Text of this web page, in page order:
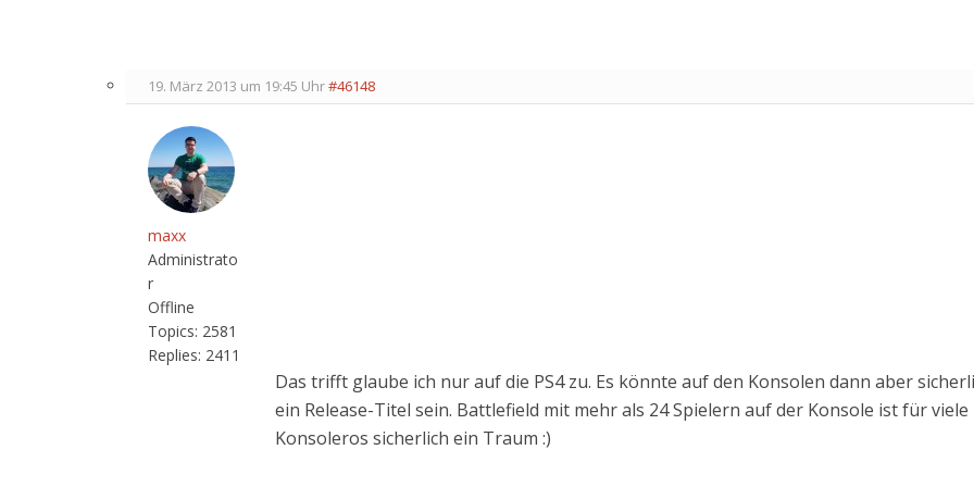
19. März 2013 um 19:45 Uhr#46148
maxx
Administrato
r
Offline
Topics: 2581
Replies: 2411
Das trifft glaube ich nur auf die PS4 zu. Es könnte auf den Konsolen dann aber
ein Release-Titel sein. Battlefield mit mehr als 24 Spielern auf der Konsole ist für viele
Konsoleros sicherlich ein Traum :)